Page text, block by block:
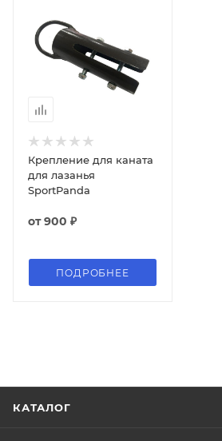
Крепление для каната
для лазанья
SportPanda
от900 ₽
ПОДРОБНЕЕ
КАТАЛОГ